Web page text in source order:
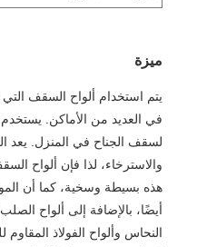
ميزة
يتم استخدام ألواح السقف
في العديد من الأماكن.
لسقف الجناح في المنزل. يعد
والاسترخاء، لذا فإن ألواح
هذه بسيطة وسخية، كما أن
أيضًا، بالإضافة إلى ألواح الصلب
النحاس وألواح الفولاذ المقاوم